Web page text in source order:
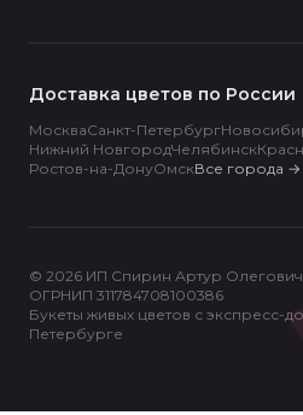
Доставка цветов по России
МоскваСанкт-Петербург
Нижний НовгородЧелябинск
Ростов-на-ДонуОмскВсе города →
© 2026 ИП Спирин Артур Олегович
ОГРНИП 311784708100386
Букеты живых цветов с экспресс-
Петербурге